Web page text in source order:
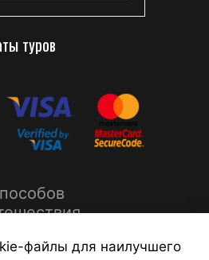
туров
файлы для наилучшего